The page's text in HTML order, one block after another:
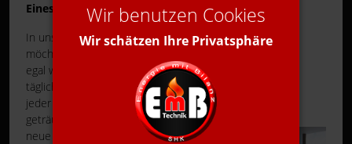
Eines ist sicher
In unserem Badezimmer
möchten wir uns wohlfühlen,
egal wie viel Zeit wir darin
täglich verbringen. Hat nicht
jeder vielleicht einmal davon
geträumt sein altes Bad in eine
neue schöne Wohlfühloase zu
Wir benutzen Cookies
Wir schätzen Ihre Privatsphäre